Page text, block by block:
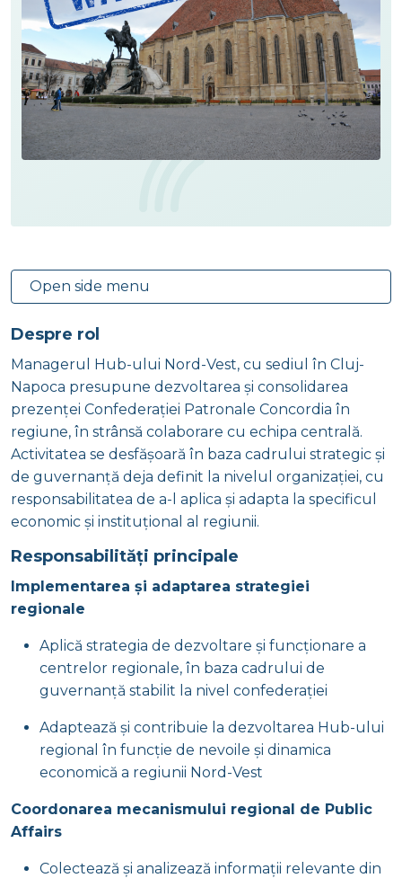
Despre rol
Managerul Hub-ului Nord-Vest, cu sediul în Cluj-
Napoca presupune dezvoltarea și consolidarea
prezenței Confederației Patronale Concordia în
regiune, în strânsă colaborare cu echipa centrală.
Activitatea se desfășoară în baza cadrului strategic și
de guvernanță deja definit la nivelul organizației, cu
responsabilitatea de a-l aplica și adapta la specificul
economic și instituțional al regiunii.
Responsabilități principale
Implementarea și adaptarea strategiei
regionale
Aplică strategia de dezvoltare și funcționare a
centrelor regionale, în baza cadrului de
guvernanță stabilit la nivel confederației
Adaptează și contribuie la dezvoltarea Hub-ului
regional în funcție de nevoile și dinamica
economică a regiunii Nord-Vest
Coordonarea mecanismului regional de Public
Affairs
Colectează și analizează informații relevante din
Open side menu